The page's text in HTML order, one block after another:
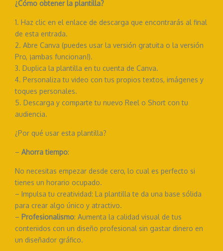
¿Cómo obtener la plantilla?
1. Haz clic en el enlace de descarga que encontrarás al final
de esta entrada.
2. Abre Canva (puedes usar la versión gratuita o la versión
Pro, ¡ambas funcionan!).
3. Duplica la plantilla en tu cuenta de Canva.
4. Personaliza tu video con tus propios textos, imágenes y
toques personales.
5. Descarga y comparte tu nuevo Reel o Short con tu
audiencia.
¿Por qué usar esta plantilla?
– Ahorra tiempo:
No necesitas empezar desde cero, lo cual es perfecto si
tienes un horario ocupado.
– Impulsa tu creatividad: La plantilla te da una base sólida
para crear algo único y atractivo.
– Profesionalismo: Aumenta la calidad visual de tus
contenidos con un diseño profesional sin gastar dinero en
un diseñador gráfico.